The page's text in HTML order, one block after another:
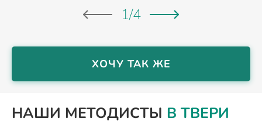
1/4
ХОЧУ ТАК ЖЕ
НАШИ МЕТОДИСТЫ В ТВЕРИ